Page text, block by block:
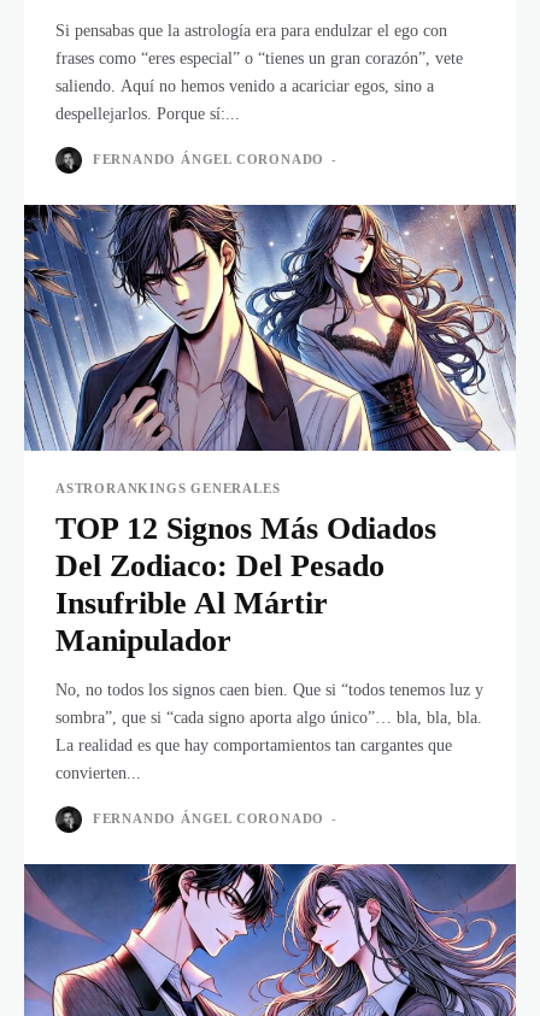
Si pensabas que la astrología era para endulzar el ego con
frases como “eres especial” o “tienes un gran corazón”, vete
saliendo. Aquí no hemos venido a acariciar egos, sino a
despellejarlos. Porque sí:...
FERNANDO ÁNGEL CORONADO -
ASTRORANKINGS GENERALES
TOP 12 Signos Más Odiados
Del Zodiaco: Del Pesado
Insufrible Al Mártir
Manipulador
No, no todos los signos caen bien. Que si “todos tenemos luz y
sombra”, que si “cada signo aporta algo único”… bla, bla, bla.
La realidad es que hay comportamientos tan cargantes que
convierten...
FERNANDO ÁNGEL CORONADO -